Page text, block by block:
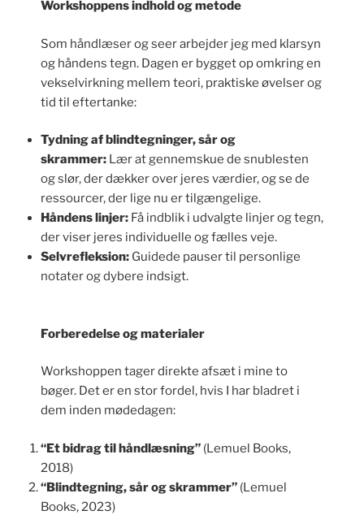
Workshoppens indhold og metode
Som håndlæser og seer arbejder jeg med klarsyn
og håndens tegn. Dagen er bygget op omkring en
vekselvirkning mellem teori, praktiske øvelser og
tid til eftertanke:
Tydning af blindtegninger, sår og
skrammer: Lær at gennemskue de snublesten
og slør, der dækker over jeres værdier, og se de
ressourcer, der lige nu er tilgængelige.
Håndens linjer: Få indblik i udvalgte linjer og tegn,
der viser jeres individuelle og fælles veje.
Selvrefleksion: Guidede pauser til personlige
notater og dybere indsigt.
Forberedelse og materialer
Workshoppen tager direkte afsæt i mine to
bøger. Det er en stor fordel, hvis I har bladret i
dem inden mødedagen:
“Et bidrag til håndlæsning” (Lemuel Books,
2018)
“Blindtegning, sår og skrammer” (Lemuel
Books, 2023)